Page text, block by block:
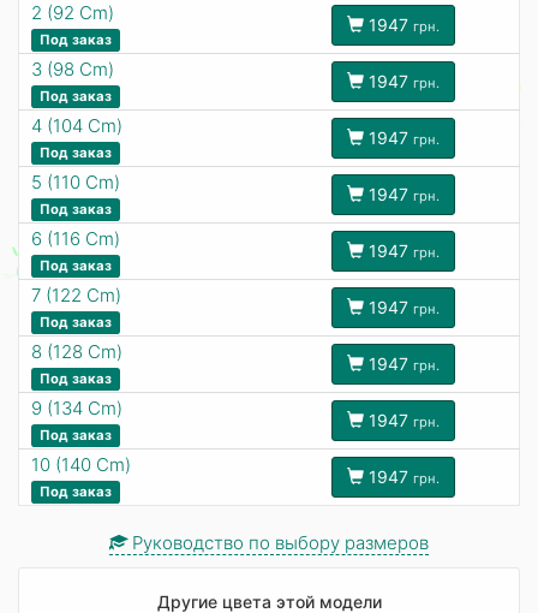
2 (92 Cm)
Под заказ
1947 грн.
3 (98 Cm)
Под заказ
1947 грн.
4 (104 Cm)
Под заказ
1947 грн.
5 (110 Cm)
Под заказ
1947 грн.
6 (116 Cm)
Под заказ
1947 грн.
7 (122 Cm)
Под заказ
1947 грн.
8 (128 Cm)
Под заказ
1947 грн.
9 (134 Cm)
Под заказ
1947 грн.
10 (140 Cm)
Под заказ
1947 грн.
Руководство по выбору размеров
Другие цвета этой модели